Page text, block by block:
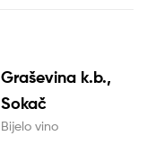
Graševina k.b.,
Sokač
Bijelo vino